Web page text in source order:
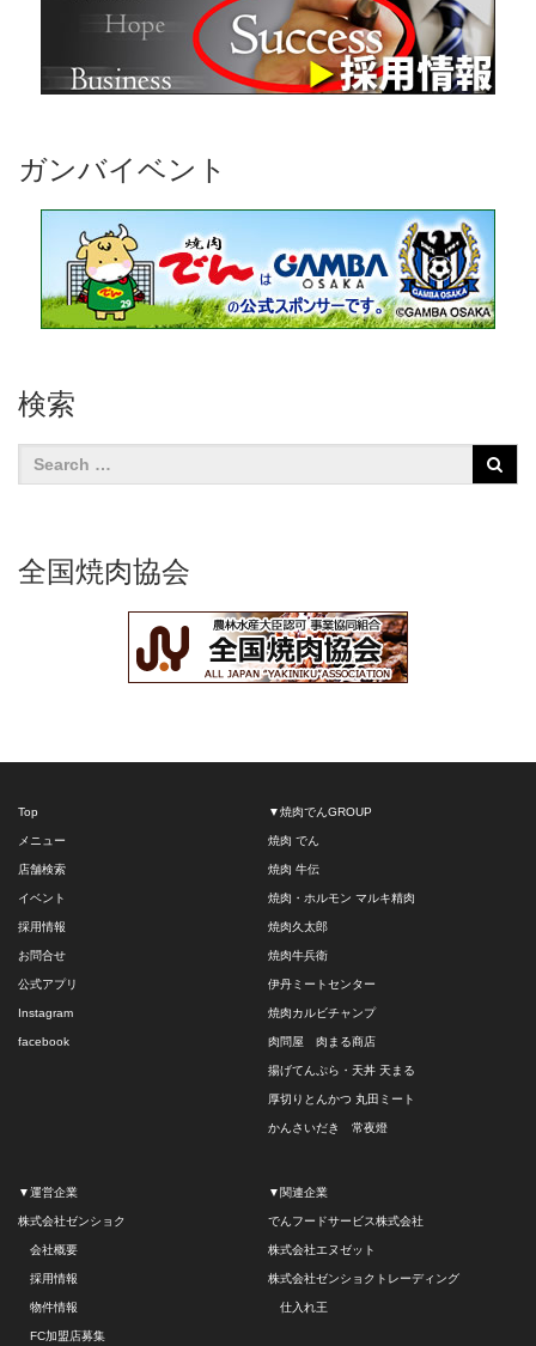
ガンバイベント
検索
全国焼肉協会
Top
メニュー
店舗検索
イベント
採用情報
お問合せ
公式アプリ
Instagram
facebook
▼焼肉でんGROUP
焼肉 でん
焼肉 牛伝
焼肉・ホルモン マルキ精肉
焼肉久太郎
焼肉牛兵衛
伊丹ミートセンター
焼肉カルビチャンプ
肉問屋 肉まる商店
揚げてんぷら・天丼 天まる
厚切りとんかつ 丸田ミート
かんさいだき 常夜燈
▼運営企業
株式会社ゼンショク
会社概要
採用情報
物件情報
FC加盟店募集
▼関連企業
でんフードサービス株式会社
株式会社エヌゼット
株式会社ゼンショクトレーディング
仕入れ王